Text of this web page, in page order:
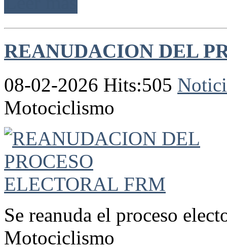
REANUDACION DEL
08-02-2026 Hits:505
Motociclismo
Se reanuda el proceso
Motociclismo